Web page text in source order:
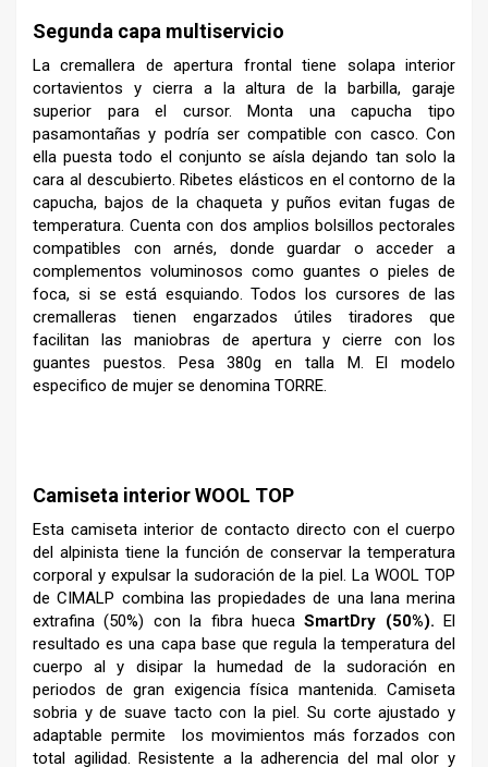
Segunda capa multiservicio
La cremallera de apertura frontal tiene solapa interior
cortavientos y cierra a la altura de la barbilla, garaje
superior para el cursor. Monta una capucha tipo
pasamontañas y podría ser compatible con casco. Con
ella puesta todo el conjunto se aísla dejando tan solo la
cara al descubierto. Ribetes elásticos en el contorno de la
capucha, bajos de la chaqueta y puños evitan fugas de
temperatura. Cuenta con dos amplios bolsillos pectorales
compatibles con arnés, donde guardar o acceder a
complementos voluminosos como guantes o pieles de
foca, si se está esquiando. Todos los cursores de las
cremalleras tienen engarzados útiles tiradores que
facilitan las maniobras de apertura y cierre con los
guantes puestos. Pesa 380g en talla M. El modelo
especifico de mujer se denomina TORRE.
Camiseta interior WOOL TOP
Esta camiseta interior de contacto directo con el cuerpo
del alpinista tiene la función de conservar la temperatura
corporal y expulsar la sudoración de la piel. La WOOL TOP
de CIMALP combina las propiedades de una lana merina
extrafina (50%) con la fibra huecaSmartDry (50%). El
resultado es una capa base que regula la temperatura del
cuerpo al y disipar la humedad de la sudoración en
periodos de gran exigencia física mantenida. Camiseta
sobria y de suave tacto con la piel. Su corte ajustado y
adaptable permite los movimientos más forzados con
total agilidad. Resistente a la adherencia del mal olor y